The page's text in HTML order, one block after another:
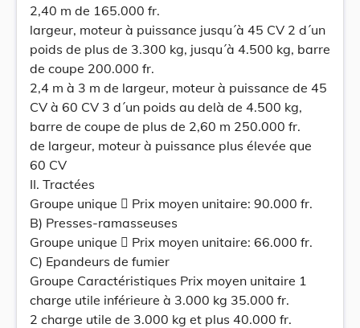
2,40 m de 165.000 fr.
largeur, moteur à puissance jusqu´à 45 CV 2 d´un
poids de plus de 3.300 kg, jusqu´à 4.500 kg, barre
de coupe 200.000 fr.
2,4 m à 3 m de largeur, moteur à puissance de 45
CV à 60 CV 3 d´un poids au delà de 4.500 kg,
barre de coupe de plus de 2,60 m 250.000 fr.
de largeur, moteur à puissance plus élevée que
60 CV
II. Tractées
Groupe unique  Prix moyen unitaire: 90.000 fr.
B) Presses-ramasseuses
Groupe unique  Prix moyen unitaire: 66.000 fr.
C) Epandeurs de fumier
Groupe Caractéristiques Prix moyen unitaire 1
charge utile inférieure à 3.000 kg 35.000 fr.
2 charge utile de 3.000 kg et plus 40.000 fr.